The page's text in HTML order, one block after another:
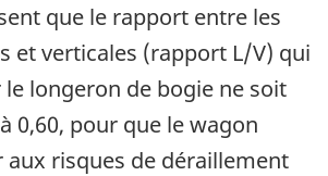
que le rapport entre les
et verticales (rapport L/V) qui
longeron de bogie ne soit
0,60, pour que le wagon
aux risques de déraillement